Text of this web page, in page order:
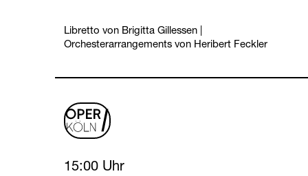
Libretto von Brigitta Gillessen
Orchesterarrangements von Heribert Feckler
Friday, 16 April 2027
15:00 Uhr
oper